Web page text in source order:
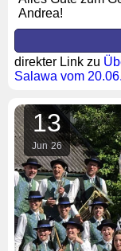
Andrea!
direkter Link zu
Salawa vom
13
Jun 26